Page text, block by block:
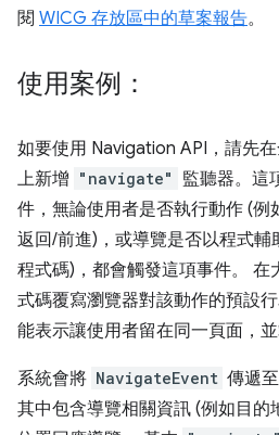
閱 WICG 存放區中的草案報告。
使用案例：
如要使用 Navigation API，請先
上新增 "navigate" 監聽器。這
件，無論使用者是否執行動作 (例
返回/前進)，或導覽是否以程式輔
程式碼)，都會觸發這項事件。 在
式碼覆寫瀏覽器對該動作的預設
能表示讓使用者留在同一頁面，並
系統會將 NavigateEvent 傳遞至
其中包含導覽相關資訊 (例如目的